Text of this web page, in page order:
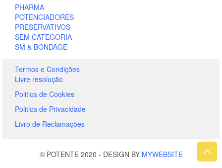
PHARMA
POTENCIADORES
PRESERVATIVOS
SEM CATEGORIA
SM & BONDAGE
Termos e Condições
Livre resolução
Politica de Cookies
Politica de Privacidade
Livro de Reclamações
© POTENTE 2020 - DESIGN BY MYWEBSITE